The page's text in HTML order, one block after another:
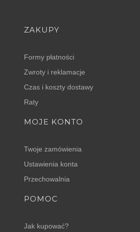
Linki w stopce
ZAKUPY
Formy płatności
Zwroty i reklamacje
Czas i koszty dostawy
Raty
MOJE KONTO
Twoje zamówienia
Ustawienia konta
Przechowalnia
POMOC
Jak kupować?